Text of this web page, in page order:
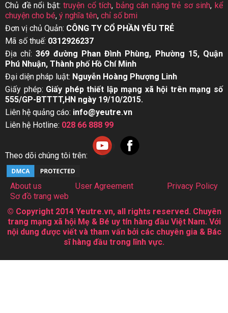
Chủ đề nổi bật:truyện cổ tích, bảng cân nặng trẻ sơ sinh,kể
chuyện cho bé, ý nghĩa tên, chỉ số bmi
Đơn vị chủ Quản: CÔNG TY CỔ PHẦN YÊU TRẺ
Mã số thuế: 0312926237
Địa chỉ:369 đường Phan Đình Phùng, Phường 15, Quận
Phú Nhuận, Thành phố Hồ Chí Minh
Đại diện pháp luật: Nguyễn Hoàng Phượng Linh
Giấy phép: Giấy phép thiết lập mạng xã hội trên mạng số
555/GP-BTTTT,HN ngày 19/10/2015.
Liên hệ quảng cáo: info@yeutre.vn
Liên hệ Hotline: 028 66 888 99
Theo dõi chúng tôi trên:
About us User Agreement
Privacy Policy
Sơ đồ trang web
© Copyright 2014 Yeutre.vn, all rights reserved. Chuyên
trang mạng xã hội Mẹ & Bé uy tín hàng đầu Việt Nam. Với
nội dung được viết và tham vấn bởi các chuyên gia & Bác
sĩ hàng đầu trong lĩnh vực.